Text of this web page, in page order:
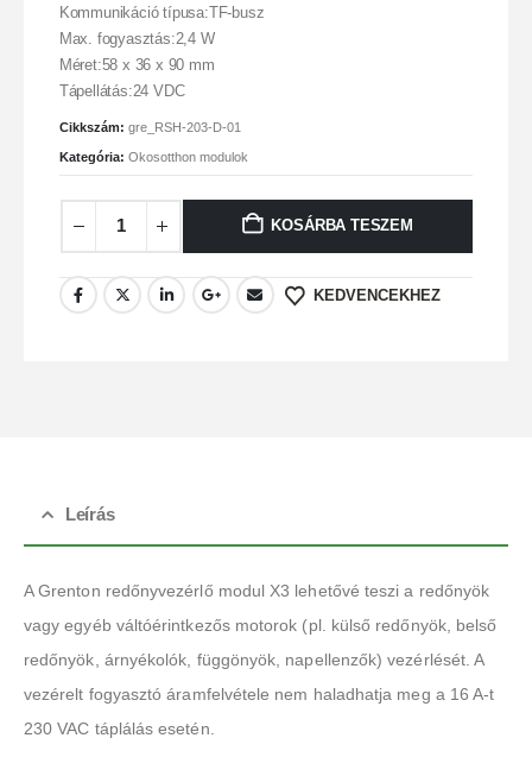
Kommunikáció típusa:TF-busz
Max. fogyasztás:2,4 W
Méret:58 x 36 x 90 mm
Tápellátás:24 VDC
Cikkszám: gre_RSH-203-D-01
Kategória: Okosotthon modulok
KOSÁRBA TESZEM
KEDVENCEKHEZ
Leírás
A Grenton redőnyvezérlő modul X3 lehetővé teszi a redőnyök
vagy egyéb váltóérintkezős motorok (pl. külső redőnyök, belső
redőnyök, árnyékolók, függönyök, napellenzők) vezérlését. A
vezérelt fogyasztó áramfelvétele nem haladhatja meg a 16 A-t
230 VAC táplálás esetén.